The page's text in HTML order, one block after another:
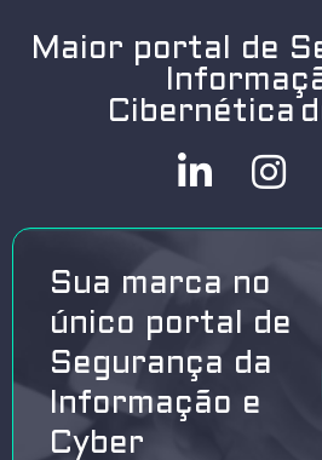
Maior portal de
Cibernética
Sua marca no
único portal de
Segurança da
Informação e
Cyber